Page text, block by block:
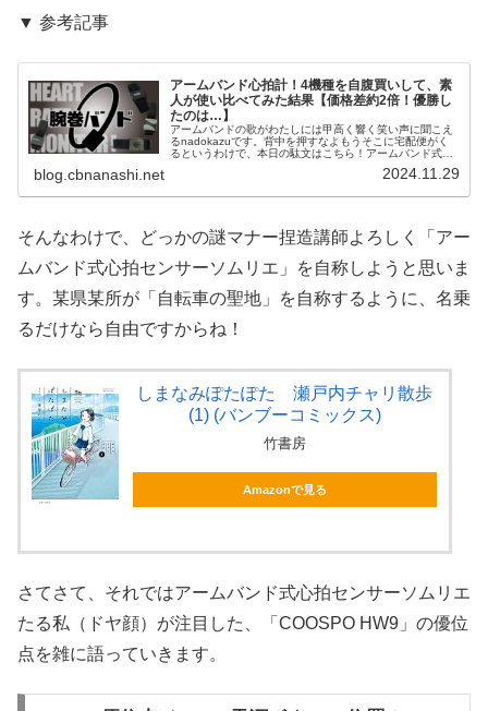
▼ 参考記事
アームバンド心拍計！4機種を自腹買いして、素
人が使い比べてみた結果【価格差約2倍！優勝し
たのは…】
アームバンドの歌がわたしには甲高く響く笑い声に聞こえ
るnadokazuです。背中を押すなよもうそこに宅配便がく
るというわけで、本日の駄文はこちら！アームバンド式の
blog.cbnanashi.net 2024.11.29
そんなわけで、どっかの謎マナー捏造講師よろしく「アー
ムバンド式心拍センサーソムリエ」を自称しようと思いま
す。某県某所が「自転車の聖地」を自称するように、名乗
るだけなら自由ですからね！
しまなみぽたぽた 瀬戸内チャリ散歩
(1) (バンブーコミックス)
竹書房
Amazonで見る
さてさて、それではアームバンド式心拍センサーソムリエ
たる私（ドヤ顔）が注目した、「COOSPO HW9」の優位
点を雑に語っていきます。